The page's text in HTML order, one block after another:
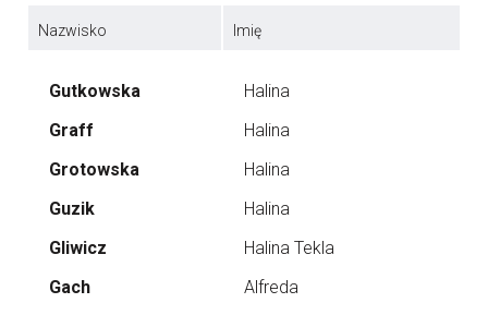
Nazwisko Imię
Gutkowska
Halina
Graff
Halina
Grotowska
Halina
Guzik
Halina
Gliwicz
Halina Tekla
Gach
Alfreda